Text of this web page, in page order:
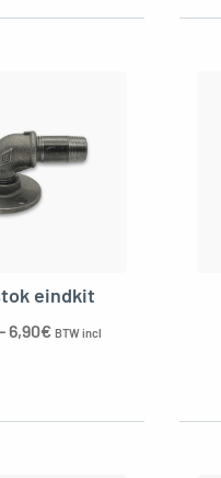
eindkit
6,90€ BTW incl